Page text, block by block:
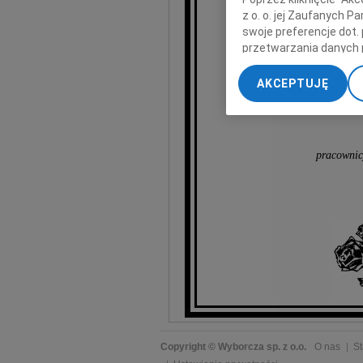
Copyright © Wyborcza sp. z o.o. O nas
z o. o. jej Zaufanych
swoje preferencje dot.
przetwarzania danych
„Ustawienia
My, nasi Zaufani
dokładnych danych
Przechowywanie
AKCEPTUJĘ